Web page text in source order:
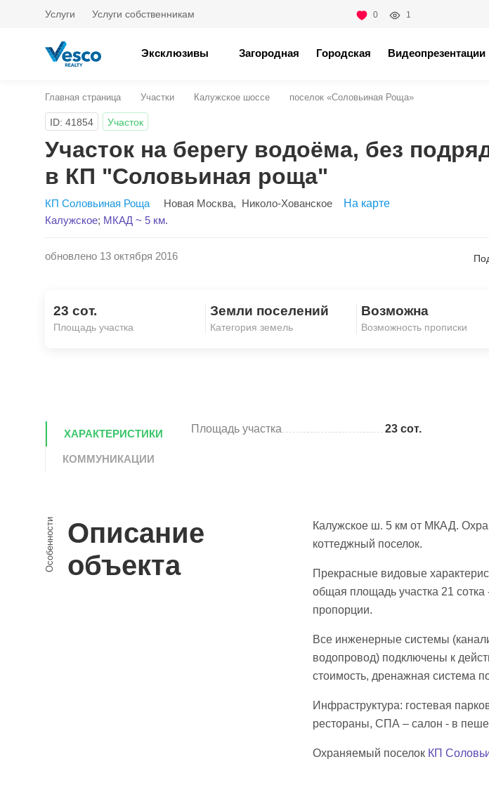
Услуги Услуги собственникам 0 1
Эксклюзивы Загородная Городская Видеопрезентации
Главная страница Участки Калужское шоссе поселок «Соловьиная Роща»
ID: 41854 Участок
Участок на берегу водоёма, без
в КП "Соловьиная роща"
КП Соловьиная Роща Новая Москва, Николо-Хованское
На карте
Калужское; МКАД ~ 5 км.
обновлено 13 октября 2016
23 сот.
Площадь участка
Земли поселений
Категория земель
Возможна
Возможность прописки
ХАРАКТЕРИСТИКИ
КОММУНИКАЦИИ
Площадь участка 23 сот.
Особенности Описание
объекта
Калужское ш. 5 км от МКАД.
коттеджный поселок.
Прекрасные видовые
общая площадь участка 21
пропорции.
Все инженерные системы
водопровод) подключены к
стоимость, дренажная система
Инфраструктура: гостевая
рестораны, СПА – салон - в
Охраняемый поселок КП